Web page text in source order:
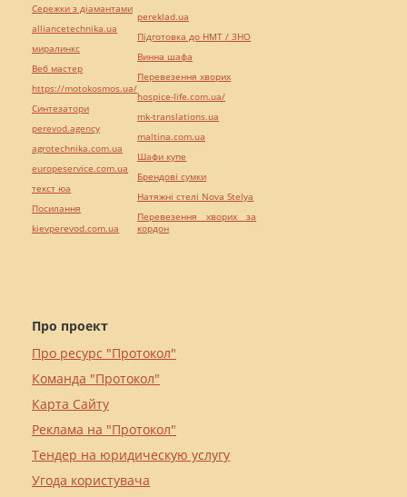
Про проект
Про ресурс "Протокол"
Команда "Протокол"
Карта Сайту
Реклама на "Протокол"
Тендер на юридическую услугу
Угода користувача
Сережки з діамантами
alliancetechnika.ua
миралинкс
Веб мастер
https://motokosmos.ua/
Синтезатори
perevod.agency
agrotechnika.com.ua
europeservice.com.ua
текст юа
Посилання
kievperevod.com.ua
pereklad.ua
Підготовка до НМТ / ЗНО
Винна шафа
Перевезення хворих
hospice-life.com.ua/
mk-translations.ua
maltina.com.ua
Шафи купе
Брендові сумки
Натяжні стелі Nova Stelya
Перевезення хворих за
кордон